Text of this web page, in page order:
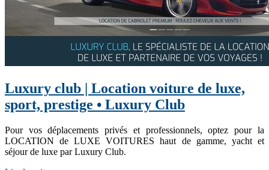
Luxury club | Location voiture de luxe,
sport, prestige • Luxury Club
Pour vos déplacements privés et professionnels, optez pour la
LOCATION de LUXE VOITURES haut de gamme, yacht et
séjour de luxe par Luxury Club.